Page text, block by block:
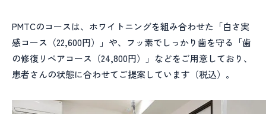
PMTCのコースは、ホワイトニングを組み合わせた「白さ実
感コース（22,600円）」や、フッ素でしっかり歯を守る「歯
の修復リペアコース（24,800円）」などをご用意しており、
患者さんの状態に合わせてご提案しています（税込）。